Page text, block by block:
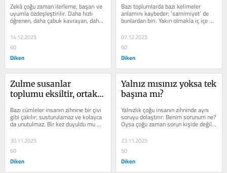
Zekâ çoğu zaman ilerleme, başarı ve
uyumla özdeşleştirilir. Daha hızlı
öğrenen, daha çabuk kavrayan, daha
doğru kararlar veren bir...
14.12.2025
60
Diken
Bazı toplumlarda bazı kelimeler
anlamını kaybeder; ‘samimiyet’ de
bunlardan biri. Yakın olmakla iç içe
geçmek, bağ kurmakla boğmak,...
07.12.2025
60
Diken
Zulme susanlar
toplumu eksiltir, ortak
Bazı cümleler insanın zihnine bir çivi
gibi çakılır; susturulamaz ve kolayca
da unutulmaz. Bir kez duyuldu mu
insanın iç dünyasında yankı...
30.11.2025
60
Diken
Yalnız mısınız yoksa tek
başına mı?
Yalnızlık çoğu insanın zihninde aynı
soruyu dolaştırır: Benim sorunum ne?
Oysa çoğu zaman sorun kişide değil,
onu çevreleyen...
23.11.2025
50
Diken